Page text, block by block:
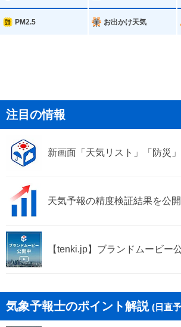
PM2.5 お出かけ天気
注目の情報
新画面「天気リスト」「防災
天気予報の精度検証結果を公
【tenki.jp】ブランドムービー
気象予報士のポイント解説 (日直